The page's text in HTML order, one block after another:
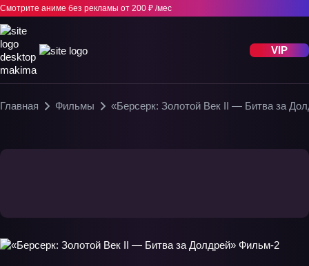
Смотрите аниме без рекламы от 200 ₽ /мес
VIP
Главная Фильмы «Берсерк: Золотой Век II — Битва за